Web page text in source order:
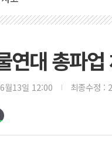
연대 총파
월13일 12:00 최종수정 :